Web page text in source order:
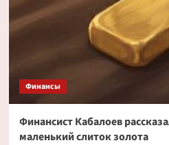
долларов
выбрать
сложно
Финансы
Финансист Кабалоев
маленький слиток золота